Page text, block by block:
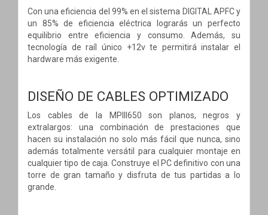
Con una eficiencia del 99% en el sistema DIGITAL APFC y
un 85% de eficiencia eléctrica lograrás un perfecto
equilibrio entre eficiencia y consumo. Además, su
tecnología de raíl único +12v te permitirá instalar el
hardware más exigente.
DISEÑO DE CABLES OPTIMIZADO
Los cables de la MPIII650 son planos, negros y
extralargos: una combinación de prestaciones que
hacen su instalación no solo más fácil que nunca, sino
además totalmente versátil para cualquier montaje en
cualquier tipo de caja. Construye el PC definitivo con una
torre de gran tamaño y disfruta de tus partidas a lo
grande.